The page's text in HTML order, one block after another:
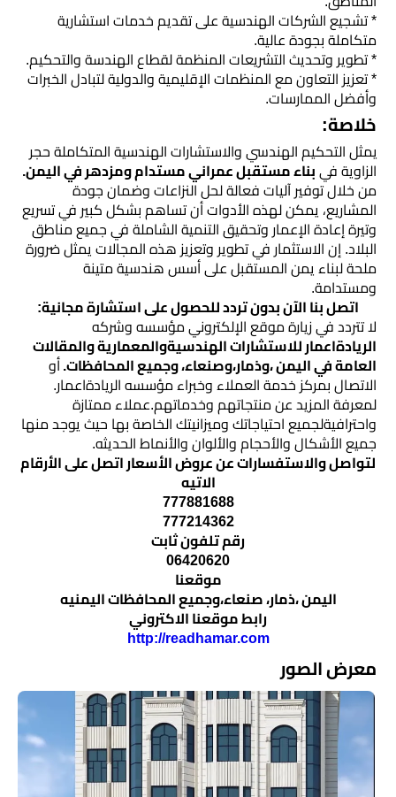
* تشجيع الشركات الهندسية على تقديم خدمات استشارية
متكاملة بجودة عالية.
* تطوير وتحديث التشريعات المنظمة لقطاع الهندسة والتحكيم.
* تعزيز التعاون مع المنظمات الإقليمية والدولية لتبادل الخبرات
وأفضل الممارسات.
خلاصة:
يمثل التحكيم الهندسي والاستشارات الهندسية المتكاملة حجر
الزاوية فيبناء مستقبل عمراني مستدام ومزدهر في اليمن.
من خلال توفير آليات فعالة لحل النزاعات وضمان جودة
المشاريع، يمكن لهذه الأدوات أن تساهم بشكل كبير في تسريع
وتيرة إعادة الإعمار وتحقيق التنمية الشاملة في جميع مناطق
البلاد. إن الاستثمار في تطوير وتعزيز هذه المجالات يمثل ضرورة
ملحة لبناء يمن المستقبل على أسس هندسية متينة
ومستدامة.
اتصل بنا الآن بدون تردد للحصول على استشارة مجانية:
لا تتردد في زيارة موقع الإلكتروني مؤسسه وشركه
الريادةاعمار للاستشارات الهندسيةوالمعمارية والمقالات
العامة في اليمن ،وذمار،وصنعاء، وجميع المحافظات.أو
الاتصال بمركز خدمة العملاء وخبراء مؤسسه الريادةاعمار.
لمعرفة المزيد عن منتجاتهم وخدماتهم.عملاء ممتازة
واحترافيةلجميع احتياجاتك وميزانيتك الخاصة بها حيث يوجد منها
جميع الأشكال والأحجام والألوان والأنماط الحديثه.
لتواصل والاستفسارات عن عروض الأسعار اتصل على الأرقام
الاتيه
777881688
777214362
رقم تلفون ثابت
06420620
موقعنا
اليمن ،ذمار، صنعاء،وجميع المحافظات اليمنيه
رابط موقعنا الاكتروني
http://readhamar.com
معرض الصور